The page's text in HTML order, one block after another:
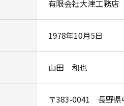
有限会社大津工務店
1978年10月5日
山田 和也
〒383-0041 長野県